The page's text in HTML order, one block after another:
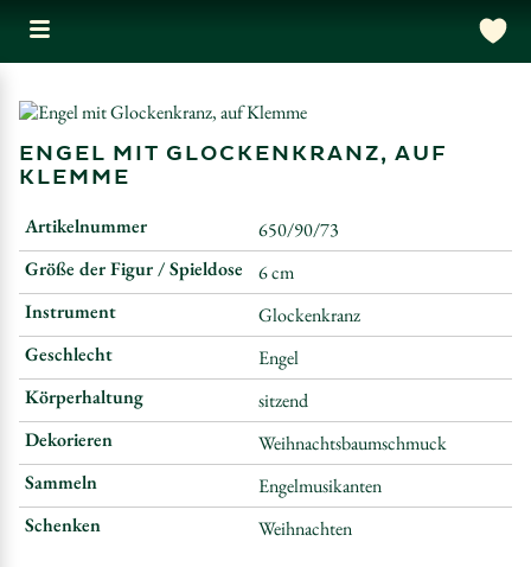
ENGEL MIT GLOCKENKRANZ, AUF
KLEMME
Artikelnummer
650/90/73
Größe der Figur / Spieldose
6 cm
Instrument
Glockenkranz
Geschlecht
Engel
Körperhaltung
sitzend
Dekorieren
Weihnachtsbaumschmuck
Sammeln
Engelmusikanten
Schenken
Weihnachten